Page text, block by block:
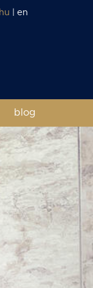
hu en
blog